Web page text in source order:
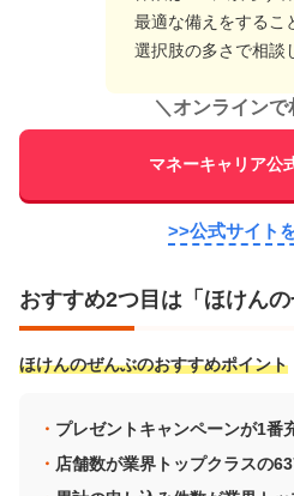
最適な備えをするこ
選択肢の多さで相談
＼ オンラインで
マネーキャリア公
>>公式サイト
おすすめ2つ目は「ほけんの
ほけんのぜんぶのおすすめポイント
プレゼントキャンペーンが1番
店舗数が業界トップクラスの